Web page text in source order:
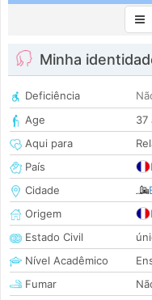
Minha
Deficiência
Age
37
Aqui para
País
Cidade
Origem
Estado Civil
Nível Acadêmico
Fumar